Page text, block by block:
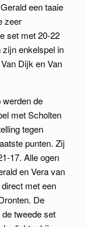
een taaie
zeer
set met 20-22
enkelspel in
Dijk en Van
de
met Scholten
tegen
punten. Zij
17. Alle ogen
en Vera van
met een
De
tweede set